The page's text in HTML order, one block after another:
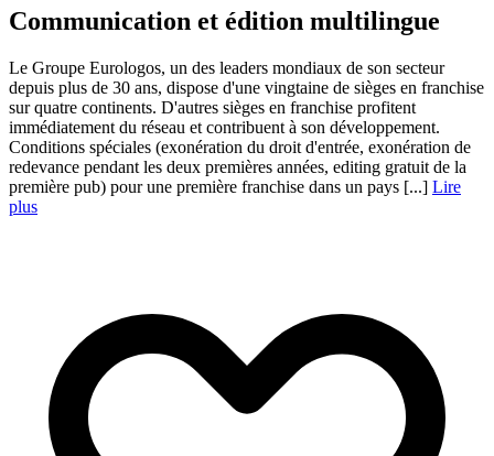
Communication et édition multilingue
Le Groupe Eurologos, un des leaders mondiaux de son secteur
depuis plus de 30 ans, dispose d'une vingtaine de sièges en franchise
sur quatre continents. D'autres sièges en franchise profitent
immédiatement du réseau et contribuent à son développement.
Conditions spéciales (exonération du droit d'entrée, exonération de
redevance pendant les deux premières années, editing gratuit de la
première pub) pour une première franchise dans un pays [...] Lire
plus